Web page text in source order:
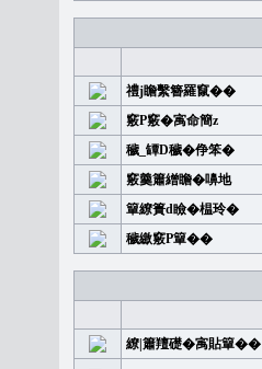
禮j瞻繫簪羅竄��
竅P竅�㝢命簡z
穢_罈D穢�鿇笨�
竅羹簫繒瞻�嚊地
簞繚簣d瞼�榅玲�
穢繳竅P簞��
繚|簫羶礎�㝢貼簞��